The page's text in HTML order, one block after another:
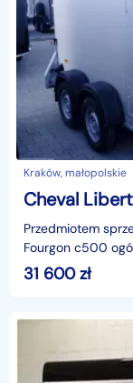
Kraków, małopolskie
Przedmiotem
Fourgon c500
przewozu
31 600zł